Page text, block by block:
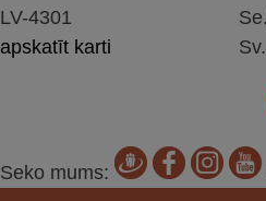
LV-4301
apskatīt karti
Seko mums: